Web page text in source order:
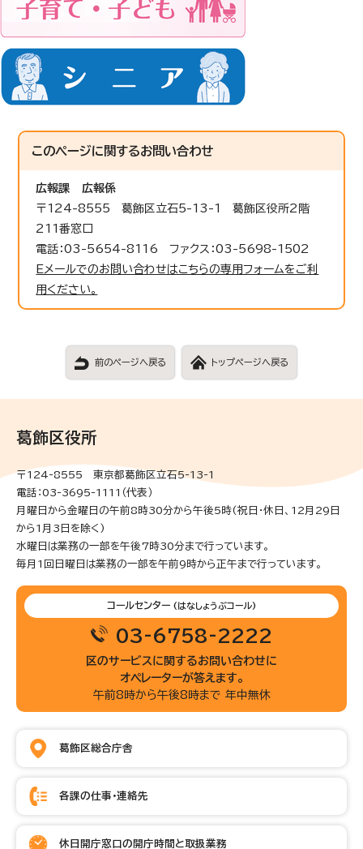
このページに関するお問い合わせ
広報課
広報係
〒124-8555 葛飾区立石5-13-1 葛飾区役所2階
211番窓口
電話：03-5654-8116 ファクス：03-5698-1502
Eメールでのお問い合わせはこちらの専用フォームをご利
用ください。
前のページへ戻る トップページへ戻る
葛飾区役所
〒124-8555 東京都葛飾区立石5-13-1
電話：03-3695-1111（代表）
月曜日から金曜日の午前8時30分から午後5時(祝日・休日、12月29日
から1月3日を除く)
水曜日は業務の一部を午後7時30分まで行っています。
毎月1回日曜日は業務の一部を午前9時から正午まで行っています。
コールセンター (はなしょうぶコール)
03-6758-2222
区のサービスに関するお問い合わせに
オペレーターが答えます。
午前8時から午後8時まで 年中無休
葛飾区総合庁舎
各課の仕事・連絡先
休日開庁窓口の開庁時間と取扱業務